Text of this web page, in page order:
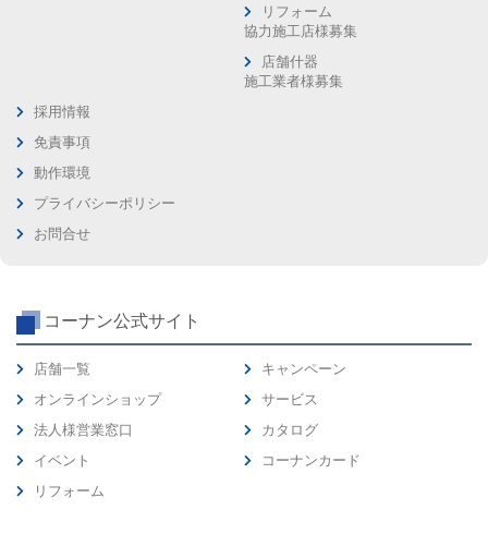
リフォーム
協力施工店様募集
店舗什器
施工業者様募集
採用情報
免責事項
動作環境
プライバシーポリシー
お問合せ
コーナン公式サイト
店舗一覧
オンラインショップ
法人様営業窓口
イベント
リフォーム
キャンペーン
サービス
カタログ
コーナンカード